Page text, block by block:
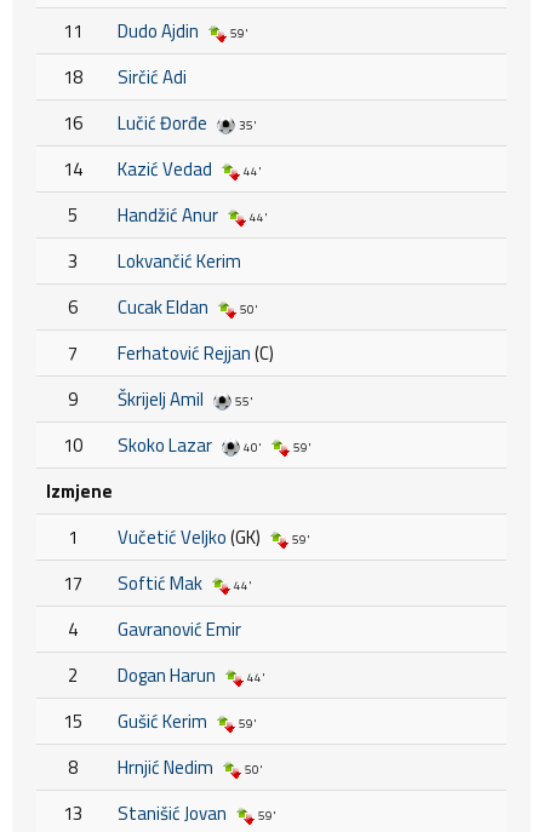
11 Dudo Ajdin 59'
18
Sirčić Adi
16
Lučić Đorđe 35'
14 Kazić Vedad 44'
5 Handžić Anur 44'
3
Lokvančić Kerim
6
Cucak Eldan 50'
7 Ferhatović Rejjan(C)
9
Škrijelj Amil 55'
10 Skoko Lazar 40' 59'
Izmjene
1
Vučetić Veljko(GK) 59'
17 Softić Mak 44'
4
Gavranović Emir
2
Dogan Harun 44'
15 Gušić Kerim 59'
8 Hrnjić Nedim 50'
13 Stanišić Jovan 59'